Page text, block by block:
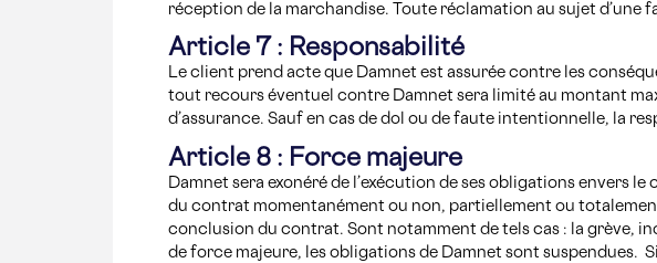
réception de la marchandise. Toute réclamation au sujet
Article 7 : Responsabilité
Le client prend acte que Damnet est assurée contre les
tout recours éventuel contre Damnet sera limité au montant
d’assurance. Sauf en cas de dol ou de faute intentionnelle, la
Article 8 : Force majeure
Damnet sera exonéré de l’exécution de ses obligations envers
du contrat momentanément ou non, partiellement ou
conclusion du contrat. Sont notamment de tels cas : la grève,
de force majeure, les obligations de Damnet sont suspendues.